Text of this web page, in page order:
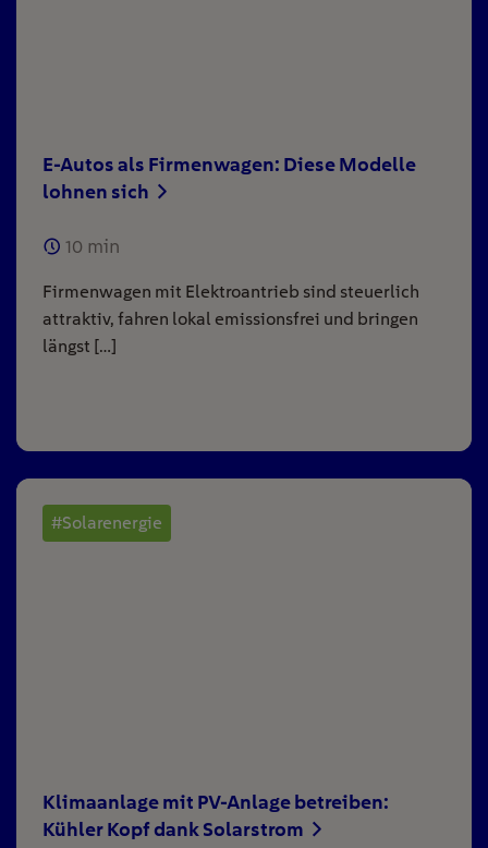
E-Autos als Firmenwagen: Diese Modelle
lohnen sich
10 min
Firmenwagen mit Elektroantrieb sind steuerlich
attraktiv, fahren lokal emissionsfrei und bringen
längst […]
#Solarenergie
Klimaanlage mit PV-Anlage betreiben:
Kühler Kopf dank Solarstrom